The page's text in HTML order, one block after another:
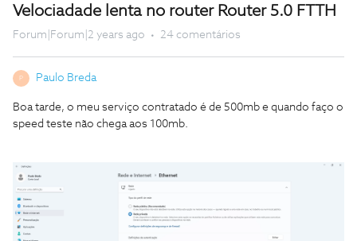
Velociadade lenta no router Router 5.0 FTTH
Forum|Forum|2 years ago 24 comentários
P Paulo Breda
Boa tarde, o meu serviço contratado é de 500mb e quando faço o
speed teste não chega aos 100mb.